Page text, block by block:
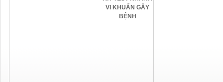
VI KHUẨN GÂY
BỆNH